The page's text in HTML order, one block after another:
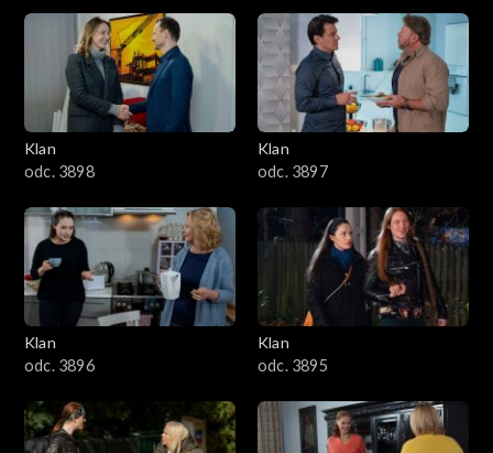
4301–4400
4201–4300
4101–4200
3901–4000
3801–3900
3701–3800
3601–3700
Klan
odc. 3898
Klan
odc. 3897
Klan
odc. 3896
Klan
odc. 3895